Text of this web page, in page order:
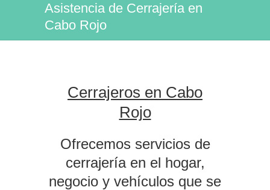
Asistencia de Cerrajería en
Cabo Rojo
Cerrajeros en Cabo
Rojo
Ofrecemos servicios de
cerrajería en el hogar,
negocio y vehículos que se